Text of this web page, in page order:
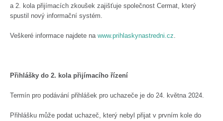
a 2. kola přijímacích zkoušek zajišťuje společnost Cermat, který
spustil nový informační systém.
Veškeré informace najdete nawww.prihlaskynastredni.cz.
Přihlášky do 2. kola přijímacího řízení
Termín pro podávání přihlášek pro uchazeče je do 24. května 2024.
Přihlášku může podat uchazeč, který nebyl přijat v prvním kole do